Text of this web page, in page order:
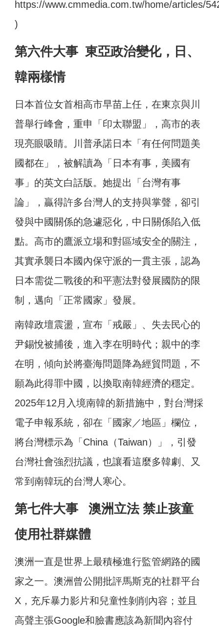
https://www.cmmedia.com.tw/home/articles/
)
第六件大事 東亞政治變化，日、
韓兩樣情
日本首位女首相高市早苗上任，在東京與川
普舉行峰會，重申「印太聯盟」，高市的表
現亮眼吸睛。川普承諾日本「有任何問題美
國都在」，被解讀為「日本有事，美國有
事」的英文白話版。她提出「台灣有事
論」，贏得許多台灣人的支持與掌聲，卻引
發與中國關係的急遽惡化，中日關係陷入低
點。高市的鷹派立場和對區域安全的關注，
其實承襲日本國內保守派的一貫主張，認為
日本需從二戰後的和平憲法對發展國防的限
制，邁向「正常國家」發展。
南韓政壇震盪，宣布「戒嚴」、失去民心的
尹錫悅被捕後，進入李在明時代；親中的李
在明，傾向於將臺海問題降為經貿問題，不
願為此得罪中國，以換取南韓經濟的穩定。
2025年12月入境南韓的新措施中，對台灣採
電子申報系統，卻在「國家／地區」欄位，
將台灣標示為「China（Taiwan）」，引發
台灣社會強烈抗議，也讓看這麼多韓劇、又
常到南韓玩的台灣人寒心。
第七件大事 澳洲立法 禁止孩童
使用社群媒體
澳洲一直是世界上最積極進行監管網路的國
家之一。澳洲曾公開批評馬斯克的社群平台
X，充斥暴力影片和兒童性剝削內容；並且
高聲主張Google和臉書應該為新聞內容付